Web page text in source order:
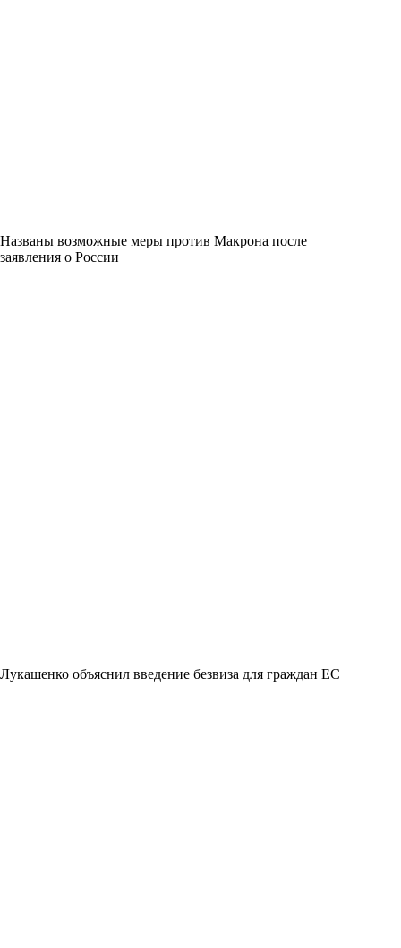
Названы возможные меры против Макрона после
заявления о России
Лукашенко объяснил введение безвиза для граждан ЕС